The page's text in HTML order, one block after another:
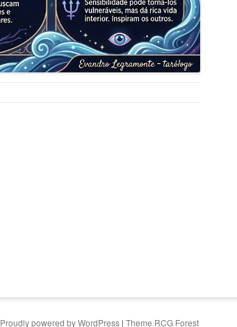
Proudly powered by WordPress | Theme RCG Forest